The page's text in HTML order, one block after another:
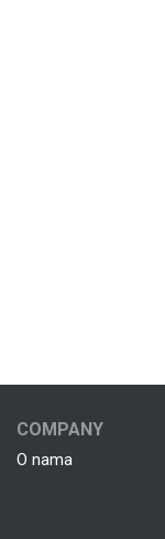
COMPANY
O nama